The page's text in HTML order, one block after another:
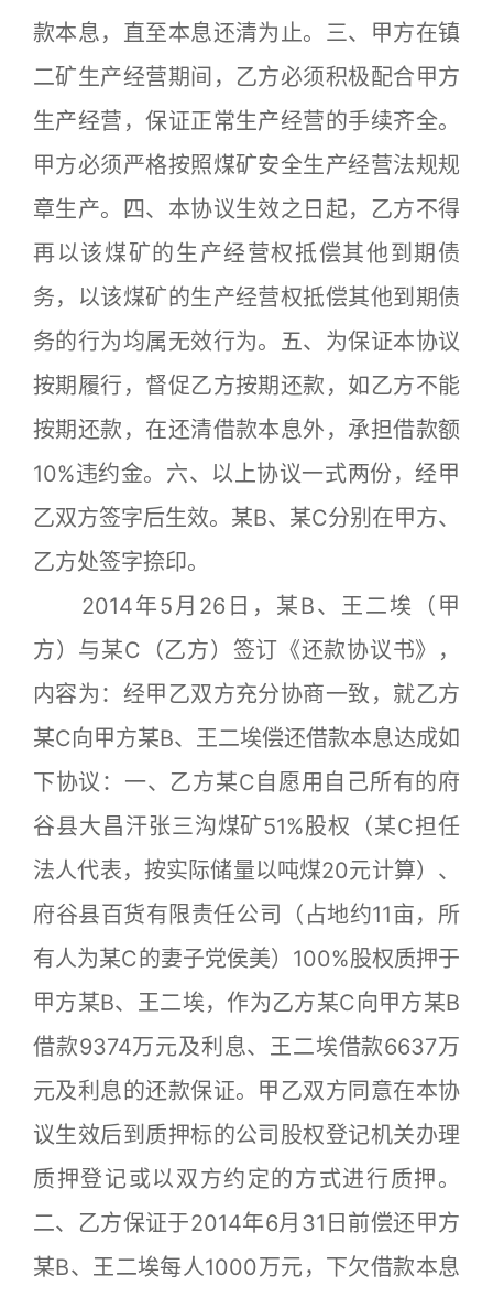
款本息，直至本息还清为止。三、甲方在镇
二矿生产经营期间，乙方必须积极配合甲方
生产经营，保证正常生产经营的手续齐全。
甲方必须严格按照煤矿安全生产经营法规规
章生产。四、本协议生效之日起，乙方不得
再以该煤矿的生产经营权抵偿其他到期债
务，以该煤矿的生产经营权抵偿其他到期债
务的行为均属无效行为。五、为保证本协议
按期履行，督促乙方按期还款，如乙方不能
按期还款，在还清借款本息外，承担借款额
10%违约金。六、以上协议一式两份，经甲
乙双方签字后生效。某B、某C分别在甲方、
乙方处签字捺印。
2014年5月26日，某B、王二埃（甲
方）与某C（乙方）签订《还款协议书》，
内容为：经甲乙双方充分协商一致，就乙方
某C向甲方某B、王二埃偿还借款本息达成如
下协议：一、乙方某C自愿用自己所有的府
谷县大昌汗张三沟煤矿51%股权（某C担任
法人代表，按实际储量以吨煤20元计算）、
府谷县百货有限责任公司（占地约11亩，所
有人为某C的妻子党侯美）100%股权质押于
甲方某B、王二埃，作为乙方某C向甲方某B
借款9374万元及利息、王二埃借款6637万
元及利息的还款保证。甲乙双方同意在本协
议生效后到质押标的公司股权登记机关办理
质押登记或以双方约定的方式进行质押。
二、乙方保证于2014年6月31日前偿还甲方
某B、王二埃每人1000万元，下欠借款本息